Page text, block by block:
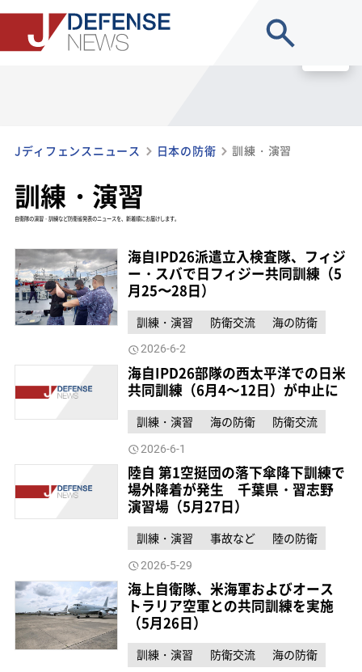
Jディフェンスニュース 日本の防衛 訓練・演習
訓練・演習
自衛隊の演習・訓練など防衛省発表のニュースを、新着順にお届けします。
海自IPD26派遣立入検査隊、フィジ
ー・スバで日フィジー共同訓練（5
月25〜28日）
訓練・演習 防衛交流 海の防衛
2026-6-2
海自IPD26部隊の西太平洋での日米
共同訓練（6月4～12日）が中止に
訓練・演習 海の防衛 防衛交流
2026-6-1
陸自 第1空挺団の落下傘降下訓練で
場外降着が発生 千葉県・習志野
演習場（5月27日）
訓練・演習 事故など 陸の防衛
2026-5-29
海上自衛隊、米海軍およびオース
トラリア空軍との共同訓練を実施
（5月26日）
訓練・演習 防衛交流 海の防衛